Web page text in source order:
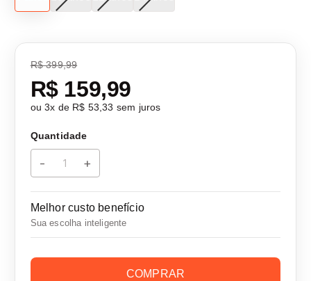
R$ 399,99
R$ 159,99
ou3x de R$ 53,33 sem juros
Quantidade
- +
Melhor custo benefício
Sua escolha inteligente
COMPRAR